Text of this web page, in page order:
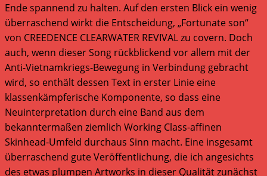
Ende spannend zu halten. Auf den ersten Blick ein wenig
überraschend wirkt die Entscheidung, „Fortunate son“
von CREEDENCE CLEARWATER REVIVAL zu covern. Doch
auch, wenn dieser Song rückblickend vor allem mit der
Anti-Vietnamkriegs-Bewegung in Verbindung gebracht
wird, so enthält dessen Text in erster Linie eine
klassenkämpferische Komponente, so dass eine
Neuinterpretation durch eine Band aus dem
bekanntermaßen ziemlich Working Class-affinen
Skinhead-Umfeld durchaus Sinn macht. Eine insgesamt
überraschend gute Veröffentlichung, die ich angesichts
des etwas plumpen Artworks in dieser Qualität zunächst